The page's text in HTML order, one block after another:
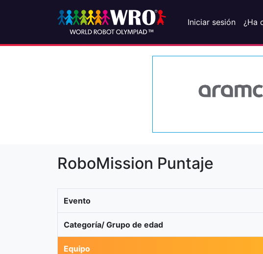
Iniciar sesión ¿Ha
RoboMission Puntaje
Evento
Categoría/ Grupo de edad
Equipo